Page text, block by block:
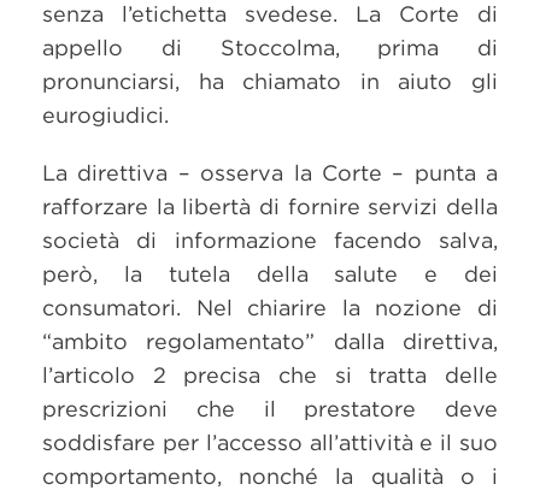
senza l’etichetta svedese. La Corte di
appello di Stoccolma, prima di
pronunciarsi, ha chiamato in aiuto gli
eurogiudici.
La direttiva – osserva la Corte – punta a
rafforzare la libertà di fornire servizi della
società di informazione facendo salva,
però, la tutela della salute e dei
consumatori. Nel chiarire la nozione di
“ambito regolamentato” dalla direttiva,
l’articolo 2 precisa che si tratta delle
prescrizioni che il prestatore deve
soddisfare per l’accesso all’attività e il suo
comportamento, nonché la qualità o i